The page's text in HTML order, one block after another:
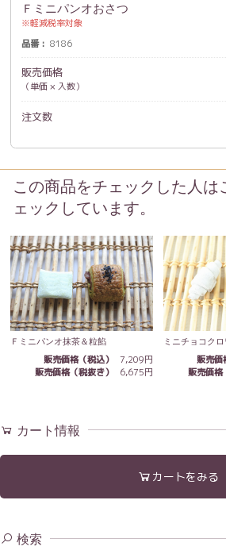
Ｆミニパンオおさつ
軽減税率対象
品番
8186
販売価格
（単価 × 入数）
注文数
この商品をチェックした人は
ェックしています。
Ｆミニパンオ抹茶＆粒餡
販売価格（税込）
7,209円
販売価格（税抜き）
6,675円
ミニチョコク
販売価
販売価格
カート情報
カートをみる
検索